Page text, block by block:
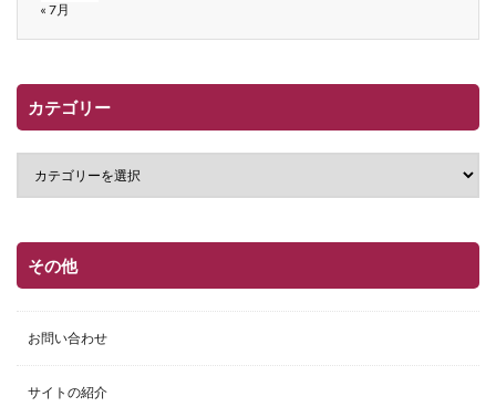
« 7月
カテゴリー
その他
お問い合わせ
サイトの紹介